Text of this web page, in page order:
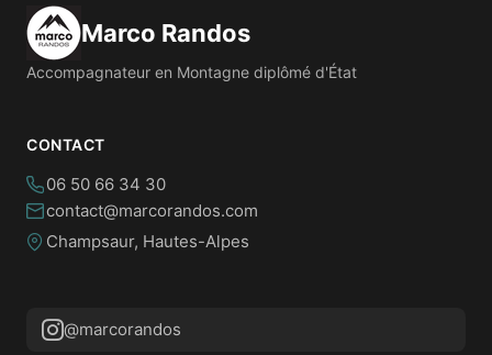
Marco Randos
Accompagnateur en Montagne diplômé d'État
CONTACT
06 50 66 34 30
contact@marcorandos.com
Champsaur, Hautes-Alpes
@marcorandos